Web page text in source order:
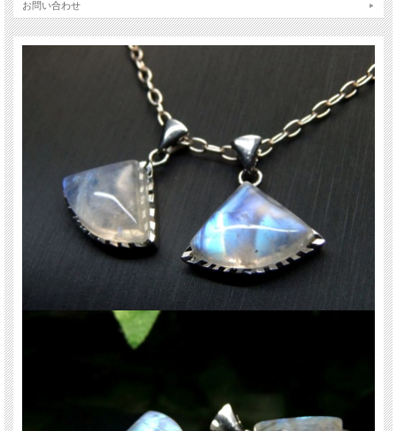
ご注意事項
※トップのみの販売のため、撮影に使用しているチェーンは付属されません。
※まとめて出品の為、サイズ(や色味)に若干差がでる場合があります。 ご了承下
※天然石ですので多少の傷、クラックはあります。宜しくお願い致します。
お香による浄化後 発送致します。
最後にあなたに幸福が訪れますように(*^_^*)
天然石 パワーストーン 海外直輸入 バイヤー厳選 プレゼント ギフト メンズ レデ
ィース 卸し 卸価格 実店舗 ハンドメイド サイズ直し コムローズ comrose
お問い合わせ